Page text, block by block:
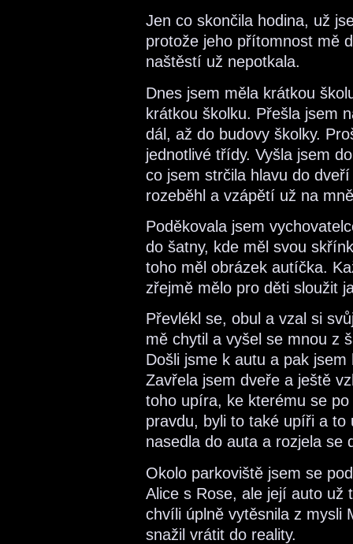
Jen co skončila hodina, už
protože jeho přítomnost mě
naštěstí už nepotkala.
Dnes jsem měla krátkou
krátkou školku. Přešla jsem
dál, až do budovy školky.
jednotlivé třídy. Vyšla jsem
co jsem strčila hlavu do
rozeběhl a vzápětí už na
Poděkovala jsem
do šatny, kde měl svou
toho měl obrázek autíčka.
zřejmě mělo pro děti sloužit
Převlékl se, obul a vzal si
mě chytil a vyšel se mnou z
Došli jsme k autu a pak
Zavřela jsem dveře a ještě
toho upíra, ke kterému se
pravdu, byli to také upíři a to
nasedla do auta a rozjela se
Okolo parkoviště jsem se
Alice s Rose, ale její auto už
chvíli úplně vytěsnila z mysli
snažil vrátit do reality.